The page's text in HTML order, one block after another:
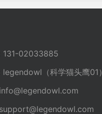
02033885
（科学猫头鹰01）
info@legendowl.com
support@legendowl.com